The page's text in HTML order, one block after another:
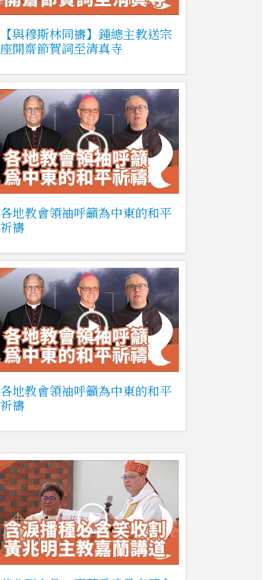
【與穆斯林同禱】鍾總主教送宗
座開齋節賀詞至清真寺
各地教會領袖呼籲為中東的和平
祈禱
各地教會領袖呼籲為中東的和平
祈禱